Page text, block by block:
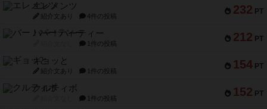
232 PT
エレメンツ
紹介文あり 4件の投稿
212 PT
バー！パーティー
1件の投稿
154 PT
ギョッと
紹介文あり 1件の投稿
152 PT
クルティボ
1件の投稿